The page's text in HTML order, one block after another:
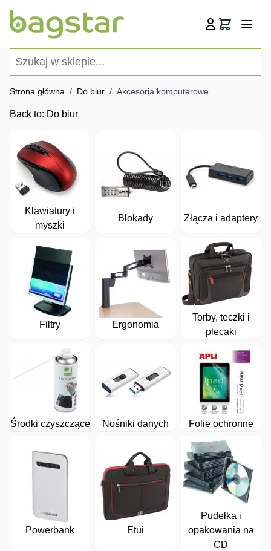
Koszyk
Strona główna / Do biur / Akcesoria komputerowe
Back to: Do biur
Klawiatury i
myszki
Blokady Złącza i adaptery
Filtry Ergonomia
Torby, teczki i
plecaki
Środki czyszczące Nośniki danych Folie ochronne
Powerbank Etui
Pudełka i
opakowania na
CD